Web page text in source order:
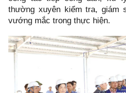
thường xuyên kiểm tra, giám
vướng mắc trong thực hiện.